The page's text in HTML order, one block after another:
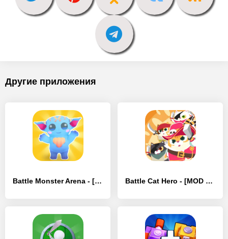
Другие приложения
Battle Monster Arena - [MOD Бесконечные деньги] Battle Cat Hero - [MOD Бесконечные деньги]